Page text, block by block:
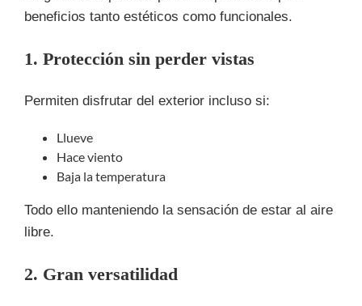
beneficios tanto estéticos como funcionales.
1. Protección sin perder vistas
Permiten disfrutar del exterior incluso si:
Llueve
Hace viento
Baja la temperatura
Todo ello manteniendo la sensación de estar al aire
libre.
2. Gran versatilidad